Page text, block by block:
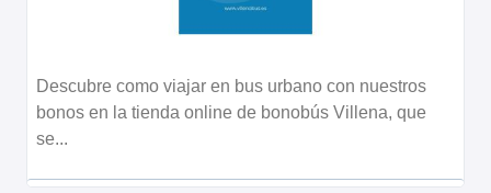
Descubre como viajar en bus urbano con nuestros
bonos en la tienda online de bonobús Villena, que
se...